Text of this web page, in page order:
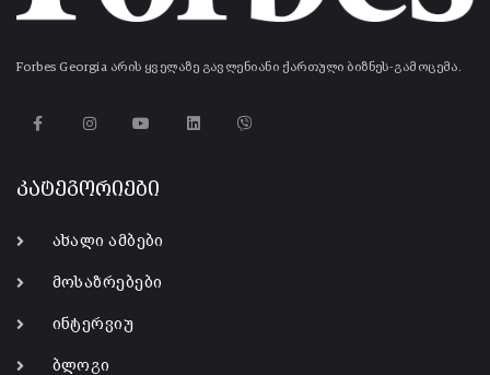
Forbes Georgia არის ყველაზე გავლენიანი ქართული ბიზნეს-გამოცემა.
კატეგორიები
ახალი ამბები
მოსაზრებები
ინტერვიუ
ბლოგი